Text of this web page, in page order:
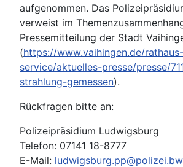
aufgenommen. Das
verweist im
Pressemitteilung der Stadt
(https://www.vaihingen.de/rathaus-
service/aktuelles-presse/presse/
strahlung-gemessen).
Rückfragen bitte an:
Polizeipräsidium Ludwigsburg
Telefon: 07141 18-8777
E-Mail: